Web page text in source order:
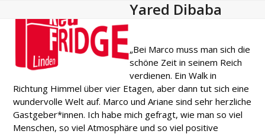
mobile
mobile
Yared Dibaba
„Bei Marco muss man sich die
schöne Zeit in seinem Reich
verdienen. Ein Walk in
Richtung Himmel über vier Etagen, aber dann tut sich eine
wundervolle Welt auf. Marco und Ariane sind sehr herzliche
Gastgeber*innen. Ich habe mich gefragt, wie man so viel
Menschen, so viel Atmosphäre und so viel positive